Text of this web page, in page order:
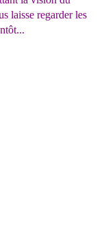
laisse regarder les